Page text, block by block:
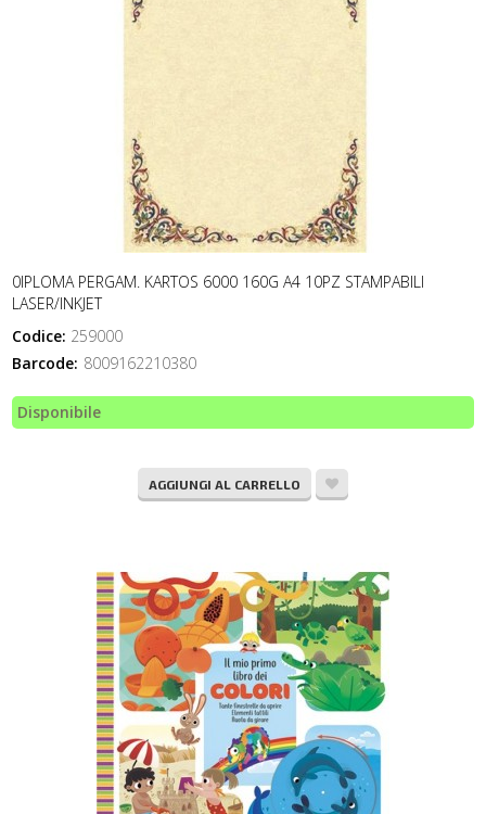
0IPLOMA PERGAM. KARTOS 6000 160G A4 10PZ STAMPABILI
LASER/INKJET
Codice: 259000
Barcode: 8009162210380
Disponibile
AGGIUNGI AL CARRELLO